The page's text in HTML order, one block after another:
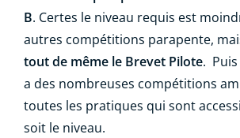
B. Certes le niveau requis est
autres compétitions parapente,
tout de même le Brevet Pilote.
a des nombreuses compétitions
toutes les pratiques qui sont
soit le niveau.